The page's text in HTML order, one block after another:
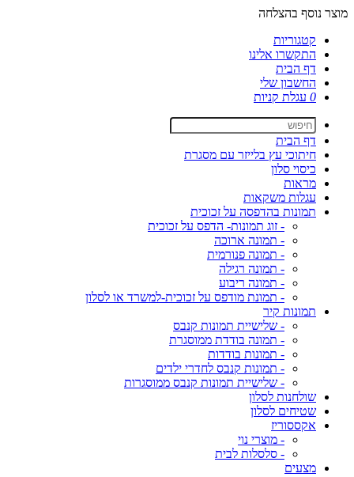
מוצר נוסף בהצלחה
קטגוריות
התקשרו אלינו
דף הבית
החשבון שלי
0 עגלת קניות
דף הבית
חיתוכי עץ בלייזר עם מסגרת
כיסוי סלון
מראות
עגלות משקאות
תמונות בהדפסה על זכוכית
- זוג תמונות- הדפס על זכוכית
- תמונה ארוכה
- תמונה פנורמית
- תמונה רגילה
- תמונה ריבוע
- תמונת מודפס על זכוכית-למשרד או לסלון
תמונות קיר
- שלישיית תמונות קנבס
- תמונה בודדת ממוסגרת
- תמונות בודדות
- תמונות קנבס לחדרי ילדים
- שלישיית תמונות קנבס ממוסגרות
שולחנות לסלון
שטיחים לסלון
אקססוריז
- מוצרי נוי
- סלסלות לבית
מצעים